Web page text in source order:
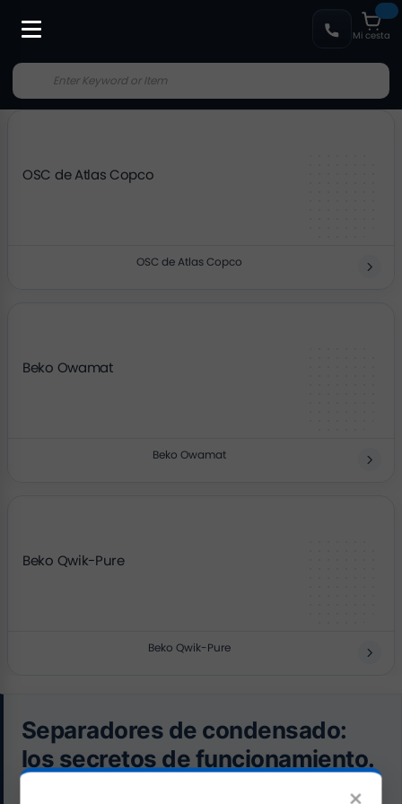
Mi cesta
OSC de Atlas Copco
OSC de Atlas Copco
Beko Owamat
Beko Owamat
Beko Qwik-Pure
Beko Qwik-Pure
Separadores de condensado:
los secretos de funcionamiento.